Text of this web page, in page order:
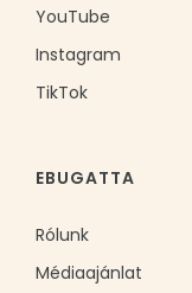
YouTube
Instagram
TikTok
EBUGATTA
Rólunk
Médiaajánlat